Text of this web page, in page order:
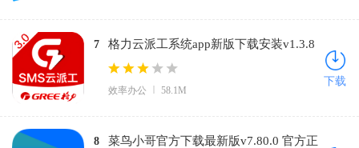
7
格力云派工系统app新版下载安装v1.3.8
免费版
效率办公 58.1M
下载
8
菜鸟小哥官方下载最新版v7.80.0 官方正